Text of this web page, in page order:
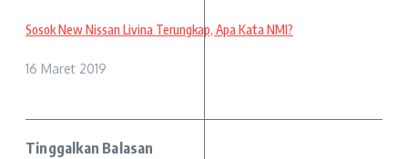
Sosok New Nissan Livina Terungkap, Apa Kata NMI?
16 Maret 2019
Tinggalkan Balasan